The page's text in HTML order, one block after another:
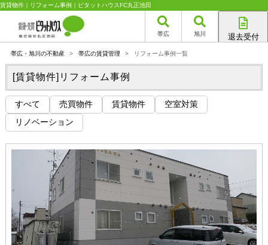
賃貸物件｜リフォーム事例｜ピタットハウスFC丸正池田
帯広 旭川 退去受付
帯広・旭川の不動産 > 帯広の賃貸管理 > リフォーム事例一覧
[賃貸物件]リフォーム事例
すべて 売買物件 賃貸物件
空室対策
リノベーション